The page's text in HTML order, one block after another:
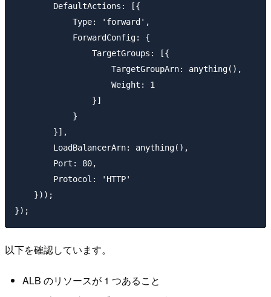
        DefaultActions: [{
            Type: 'forward',
            ForwardConfig: {
                TargetGroups: [{
                    TargetGroupArn: anything(),
                    Weight: 1
                }]
            }
        }],
        LoadBalancerArn: anything(),
        Port: 80,
        Protocol: 'HTTP'
    }));
以下を確認しています。
ALB のリソースが 1 つあること